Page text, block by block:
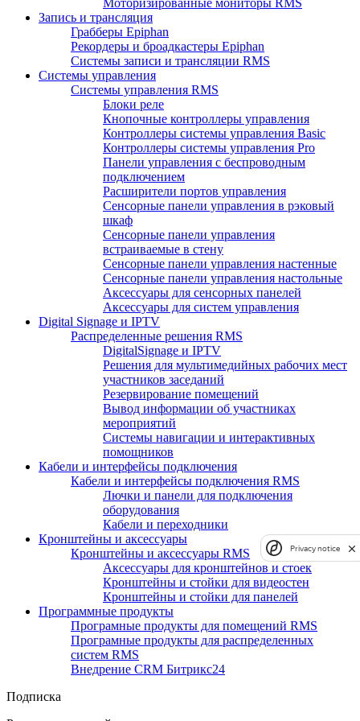
Запись и трансляция
Грабберы Epiphan
Рекордеры и броадкастеры Epiphan
Системы записи и трансляции RMS
Системы управления
Системы управления RMS
Блоки реле
Кнопочные контроллеры управления
Контроллеры системы управления Basic
Контроллеры системы управления Pro
Панели управления с беспроводным
подключением
Расширители портов управления
Сенсорные панели управления в рэковый
шкаф
Сенсорные панели управления
встраиваемые в стену
Сенсорные панели управления настенные
Сенсорные панели управления настольные
Аксессуары для сенсорных панелей
Аксессуары для систем управления
Digital Signage и IPTV
Распределенные решения RMS
DigitalSignage и IPTV
Решения для мультимедийных рабочих мест
участников заседаний
Резервирование помещений
Вывод информации об участниках
мероприятий
Системы навигации и интерактивных
помощников
Кабели и интерфейсы подключения
Кабели и интерфейсы подключения RMS
Лючки и панели для подключения
оборудования
Кабели и переходники
Кронштейны и аксессуары
Кронштейны и аксессуары RMS
Аксессуары для кронштейнов и стоек
Кронштейны и стойки для видеостен
Кронштейны и стойки для панелей
Программные продукты
Програмные продукты для помещений RMS
Програмные продукты для распределенных
систем RMS
Внедрение CRM Битрикс24
Подписка
Privacy notice